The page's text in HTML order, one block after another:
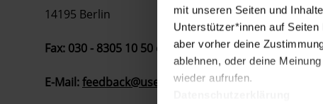
mit unseren Seiten und
Unterstützer*innen auf
aber vorher deine
ablehnen, oder deine
wieder aufrufen.
14195 Berlin
Fax: 030 - 8305 10 50 oder 030 - 831 49 26
E-Mail:feedback@usembassy.de